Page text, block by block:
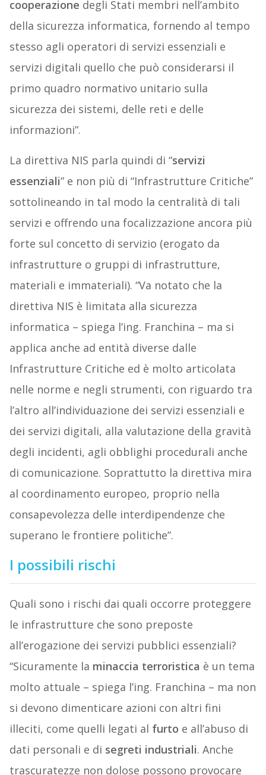
cooperazione degli Stati membri nell’ambito
della sicurezza informatica, fornendo al tempo
stesso agli operatori di servizi essenziali e
servizi digitali quello che può considerarsi il
primo quadro normativo unitario sulla
sicurezza dei sistemi, delle reti e delle
informazioni”.
La direttiva NIS parla quindi di “servizi
essenziali” e non più di “Infrastrutture Critiche”
sottolineando in tal modo la centralità di tali
servizi e offrendo una focalizzazione ancora più
forte sul concetto di servizio (erogato da
infrastrutture o gruppi di infrastrutture,
materiali e immateriali). “Va notato che la
direttiva NIS è limitata alla sicurezza
informatica – spiega l’ing. Franchina – ma si
applica anche ad entità diverse dalle
Infrastrutture Critiche ed è molto articolata
nelle norme e negli strumenti, con riguardo tra
l’altro all’individuazione dei servizi essenziali e
dei servizi digitali, alla valutazione della gravità
degli incidenti, agli obblighi procedurali anche
di comunicazione. Soprattutto la direttiva mira
al coordinamento europeo, proprio nella
consapevolezza delle interdipendenze che
superano le frontiere politiche”.
I possibili rischi
Quali sono i rischi dai quali occorre proteggere
le infrastrutture che sono preposte
all’erogazione dei servizi pubblici essenziali?
“Sicuramente la minaccia terroristica è un tema
molto attuale – spiega l’ing. Franchina – ma non
si devono dimenticare azioni con altri fini
illeciti, come quelli legati al furto e all’abuso di
dati personali e di segreti industriali. Anche
trascuratezze non dolose possono provocare